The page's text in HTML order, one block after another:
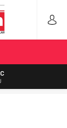
HATALAR